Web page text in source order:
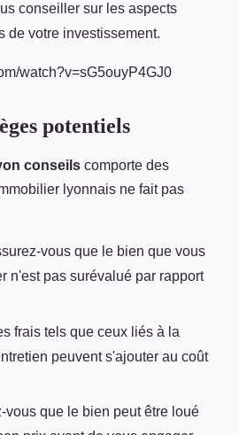
conseiller sur les aspects
de votre investissement.
watch?v=sG5ouyP4GJ0
potentiels
conseils comporte des
lyonnais ne fait pas
vous que le bien que vous
n'est pas surévalué par rapport
frais tels que ceux liés à la
peuvent s'ajouter au coût
vous que le bien peut être loué